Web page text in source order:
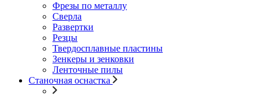
Фрезы по металлу
Сверла
Развертки
Резцы
Твердосплавные пластины
Зенкеры и зенковки
Ленточные пилы
Станочная оснастка